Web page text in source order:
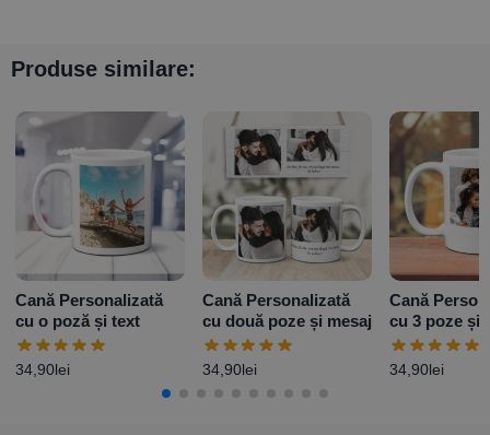
Produse similare:
Cană Personalizată
cu o poză și text
34,90lei
Cană Personalizată
cu două poze și mesaj
34,90lei
Cană
cu 3 poze și
Model 2
34,90lei